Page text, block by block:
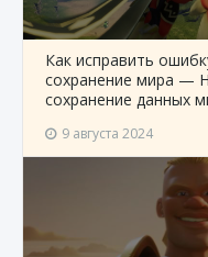
Как исправить
сохранение мира —
сохранение данных
9 августа 2024